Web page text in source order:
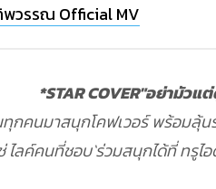
พวรรณ Official MV
*STAR COVER"อย่ามัว
กคนมาสนุกโคฟเวอร์ พร้อมลุ้น
ไลค์คนที่ชอบ`ร่วมสนุกได้ที่ ทรู